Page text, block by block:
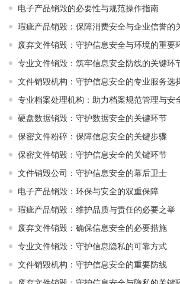
电子产品销毁的必要性与规范操作指南
瑕疵产品销毁：保障消费安全与企业信誉的
废弃文件销毁：守护信息安全与环境的重要
专业文件销毁：筑牢信息安全防线的关键环
文件销毁机构：守护信息安全的专业服务选
专业档案处理机构：助力档案规范管理与安
硬盘数据销毁：守护数据安全的关键环节
保密文件粉碎：保障信息安全的关键步骤
保密文件销毁：守护信息安全的关键环节
文件销毁公司：守护信息安全的幕后卫士
电子产品销毁：环保与安全的双重保障
瑕疵产品销毁：维护品质与责任的必要之举
废弃文件销毁：确保信息安全的必要措施
专业文件销毁：守护信息隐私的可靠方式
文件销毁机构：守护信息安全的重要防线